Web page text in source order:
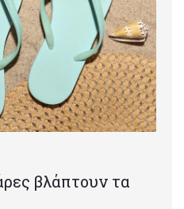
βλάπτουν τα